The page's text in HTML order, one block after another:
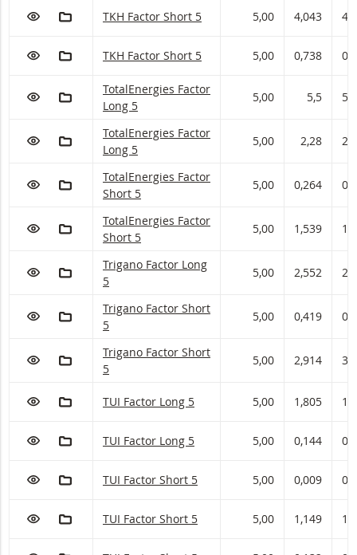
VOEG TOE AAN WATCHLIST
AAN PORTFOLIO TOEVOEGEN
TKH Factor met ISIN code:
TKH Factor Short 5 5,00 4,043
VOEG TOE AAN WATCHLIST
AAN PORTFOLIO TOEVOEGEN
TKH Factor met ISIN code:
TKH Factor Short 5 5,00 0,738
VOEG TOE AAN WATCHLIST
AAN PORTFOLIO TOEVOEGEN
TotalEnergies Factor met ISIN code:
TotalEnergies Factor
Long 5
5,00 5,5
VOEG TOE AAN WATCHLIST
AAN PORTFOLIO TOEVOEGEN
TotalEnergies Factor met ISIN code:
TotalEnergies Factor
Long 5
5,00 2,28 2,4
VOEG TOE AAN WATCHLIST
AAN PORTFOLIO TOEVOEGEN
TotalEnergies Factor met ISIN code:
TotalEnergies Factor
Short 5
5,00 0,264
VOEG TOE AAN WATCHLIST
AAN PORTFOLIO TOEVOEGEN
TotalEnergies Factor met ISIN code:
TotalEnergies Factor
Short 5
5,00 1,539
VOEG TOE AAN WATCHLIST
AAN PORTFOLIO TOEVOEGEN
Trigano Factor met ISIN code:
Trigano Factor Long
5
5,00 2,552
VOEG TOE AAN WATCHLIST
AAN PORTFOLIO TOEVOEGEN
Trigano Factor met ISIN code:
Trigano Factor Short
5
5,00 0,419
VOEG TOE AAN WATCHLIST
AAN PORTFOLIO TOEVOEGEN
Trigano Factor met ISIN code:
Trigano Factor Short
5
5,00 2,914
VOEG TOE AAN WATCHLIST
AAN PORTFOLIO TOEVOEGEN
TUI Factor met ISIN code:
TUI Factor Long 5 5,00 1,805
VOEG TOE AAN WATCHLIST
AAN PORTFOLIO TOEVOEGEN
TUI Factor met ISIN code:
TUI Factor Long 5 5,00 0,144
VOEG TOE AAN WATCHLIST
AAN PORTFOLIO TOEVOEGEN
TUI Factor met ISIN code:
TUI Factor Short 5 5,00 0,009
VOEG TOE AAN WATCHLIST
AAN PORTFOLIO TOEVOEGEN
TUI Factor met ISIN code:
TUI Factor Short 5 5,00 1,149
VOEG TOE AAN WATCHLIST
AAN PORTFOLIO TOEVOEGEN